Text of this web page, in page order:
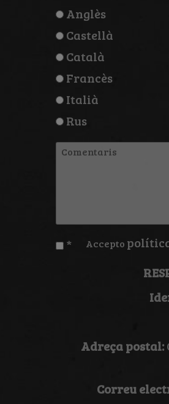
Anglès
Castellà
Català
Francès
Italià
Rus
Comentaris
* Accepto
Adreça postal:
Correu